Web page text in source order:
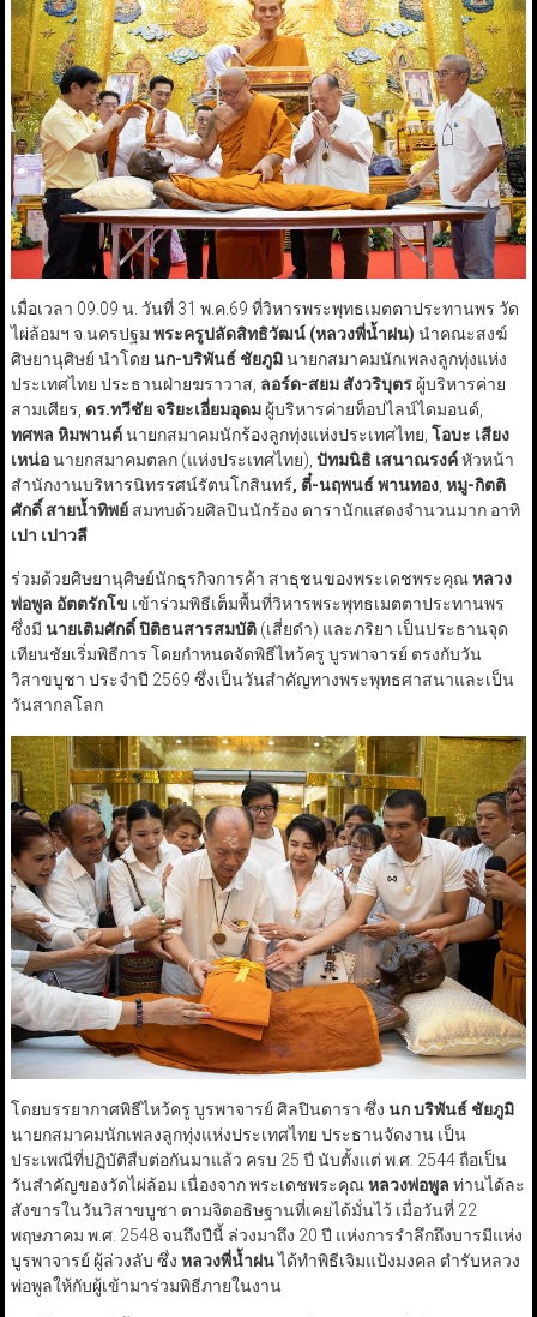
เมื่อเวลา 09.09 น. วันที่ 31 พ.ค.69 ที่วิหารพระพุทธเมตตาประทานพร วัด
ไผ่ล้อมฯ จ.นครปฐม พระครูปลัดสิทธิวัฒน์ (หลวงพี่น้ำฝน) นำคณะสงฆ์
ศิษยานุศิษย์ นำโดย นก-บริพันธ์ ชัยภูมินายกสมาคมนักเพลงลูกทุ่งแห่ง
ประเทศไทย ประธานฝ่ายฆราวาส, ลอร์ด-สยม สังวริบุตรผู้บริหารค่าย
สามเศียร, ดร.ทวีชัย จริยะเอี่ยมอุดมผู้บริหารค่ายท็อปไลน์ไดมอนด์,
ทศพล หิมพานต์นายกสมาคมนักร้องลูกทุ่งแห่งประเทศไทย, โอบะ เสียง
เหน่อนายกสมาคมตลก (แห่งประเทศไทย), ปัทมนิธิ เสนาณรงค์หัวหน้า
สำนักงานบริหารนิทรรศน์รัตนโกสินทร์, ตี๋-นฤพนธ์ พานทอง, หมู-กิตติ
ศักดิ์ สายน้ำทิพย์สมทบด้วยศิลปินนักร้อง ดารานักแสดงจำนวนมาก อาทิ
เปา เปาวลี
ร่วมด้วยศิษยานุศิษย์นักธุรกิจการค้า สาธุชนของพระเดชพระคุณหลวง
พ่อพูล อัตตรักโข เข้าร่วมพิธีเต็มพื้นที่วิหารพระพุทธเมตตาประทานพร
ซึ่งมี นายเติมศักดิ์ ปิติธนสารสมบัติ(เสี่ยดำ) และภริยา เป็นประธานจุด
เทียนชัยเริ่มพิธีการ โดยกำหนดจัดพิธีไหว้ครู บูรพาจารย์ ตรงกับวัน
วิสาขบูชา ประจำปี 2569 ซึ่งเป็นวันสำคัญทางพระพุทธศาสนาและเป็น
วันสากลโลก
โดยบรรยากาศพิธีไหว้ครู บูรพาจารย์ ศิลปินดารา ซึ่ง นก บริพันธ์ ชัยภูมิ
นายกสมาคมนักเพลงลูกทุ่งแห่งประเทศไทย ประธานจัดงาน เป็น
ประเพณีที่ปฏิบัติสืบต่อกันมาแล้ว ครบ 25 ปี นับตั้งแต่ พ.ศ. 2544 ถือเป็น
วันสำคัญของวัดไผ่ล้อม เนื่องจาก พระเดชพระคุณหลวงพ่อพูล ท่านได้ละ
สังขารในวันวิสาขบูชา ตามจิตอธิษฐานที่เคยได้มั่นไว้ เมื่อวันที่ 22
พฤษภาคม พ.ศ. 2548 จนถึงปีนี้ ล่วงมาถึง 20 ปี แห่งการรำลึกถึงบารมีแห่ง
บูรพาจารย์ ผู้ล่วงลับ ซึ่ง หลวงพี่น้ำฝนได้ทำพิธีเจิมแป้งมงคล ตำรับหลวง
พ่อพูลให้กับผู้เข้ามาร่วมพิธีภายในงาน